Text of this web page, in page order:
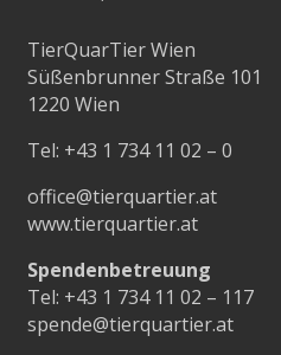
TierQuarTier Wien
Süßenbrunner Straße 101
1220 Wien
Tel: +43 1 734 11 02 – 0
office@tierquartier.at
www.tierquartier.at
Spendenbetreuung
Tel: +43 1 734 11 02 – 117
spende@tierquartier.at